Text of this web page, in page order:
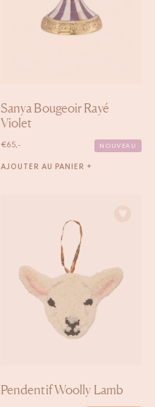
Sanya Bougeoir Rayé
Violet
€65,- NOUVEAU
AJOUTER AU PANIER +
Pendentif Woolly Lamb